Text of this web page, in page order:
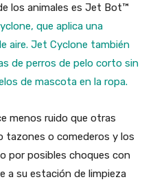
los animales es Jet Bot™
que aplica una
aire. Jet Cyclone también
de perros de pelo corto sin
de mascota en la ropa.
menos ruido que otras
tazones o comederos y los
por posibles choques con
a su estación de limpieza